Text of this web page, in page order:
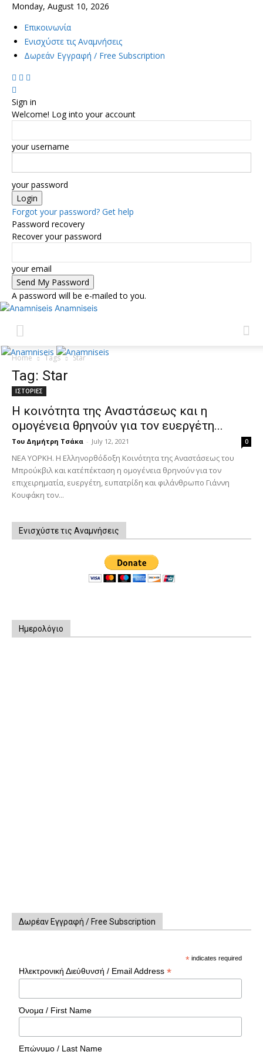
Monday, August 10, 2026
Επικοινωνία
Ενισχύστε τις Αναμνήσεις
Δωρεάν Εγγραφή / Free Subscription
Sign in
Welcome! Log into your account
your username
your password
Forgot your password? Get help
Password recovery
Recover your password
your email
A password will be e-mailed to you.
Anamniseis
Home Tags Star
Tag: Star
ΙΣΤΟΡΙΕΣ
Η κοινότητα της Αναστάσεως και η
ομογένεια θρηνούν για τον ευεργέτη...
Του Δημήτρη Τσάκα - July 12, 2021 0
ΝΕΑ ΥΟΡΚΗ. Η Ελληνορθόδοξη Κοινότητα της Αναστάσεως του
Μπρούκβιλ και κατ΄επέκταση η ομογένεια θρηνούν για τον
επιχειρηματία, ευεργέτη, ευπατρίδη και φιλάνθρωπο Γιάννη
Κουφάκη τον...
Ενισχύστε τις Αναμνήσεις
Ημερολόγιο
Δωρέαν Εγγραφή / Free Subscription
* indicates required
Ηλεκτρονική Διεύθυνσή / Email Address*
Όνομα / First Name
Επώνυμο / Last Name